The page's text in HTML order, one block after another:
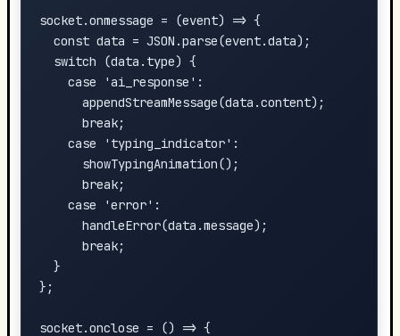
socket.onmessage = (event) => {
  const data = JSON.parse(event.data);
  switch (data.type) {
    case 'ai_response':
      appendStreamMessage(data.content);
      break;
    case 'typing_indicator':
      showTypingAnimation();
      break;
    case 'error':
      handleError(data.message);
      break;
  }
};
socket.onclose = () => {